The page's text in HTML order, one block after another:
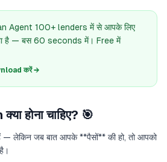
Agent 100+ lenders में से आपके लिए
है — बस 60 seconds में। Free में
करें →
होना चाहिए? 🎯
— लेकिन जब बात आपके **पैसों** की हो, तो आपको